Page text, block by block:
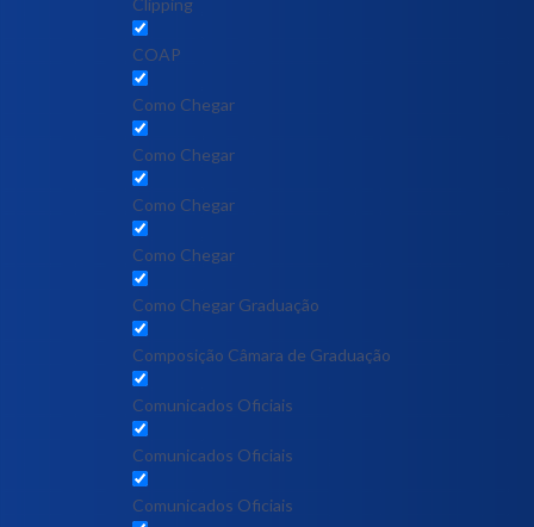
Clipping
COAP
Como Chegar
Como Chegar
Como Chegar
Como Chegar
Como Chegar Graduação
Composição Câmara de Graduação
Comunicados Oficiais
Comunicados Oficiais
Comunicados Oficiais